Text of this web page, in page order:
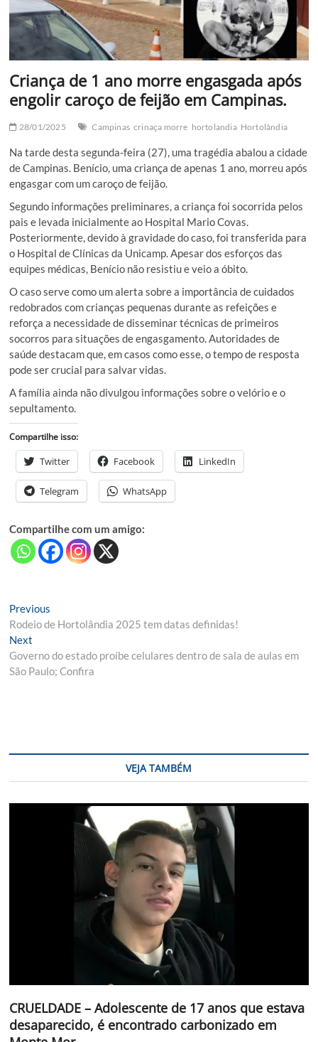
Criança de 1 ano morre engasgada após
engolir caroço de feijão em Campinas.
28/01/2025 Campinas crinaça morre hortolandia Hortolândia
Na tarde desta segunda-feira (27), uma tragédia abalou a cidade
de Campinas. Benício, uma criança de apenas 1 ano, morreu após
engasgar com um caroço de feijão.
Segundo informações preliminares, a criança foi socorrida pelos
pais e levada inicialmente ao Hospital Mario Covas.
Posteriormente, devido à gravidade do caso, foi transferida para
o Hospital de Clínicas da Unicamp. Apesar dos esforços das
equipes médicas, Benício não resistiu e veio a óbito.
O caso serve como um alerta sobre a importância de cuidados
redobrados com crianças pequenas durante as refeições e
reforça a necessidade de disseminar técnicas de primeiros
socorros para situações de engasgamento. Autoridades de
saúde destacam que, em casos como esse, o tempo de resposta
pode ser crucial para salvar vidas.
A família ainda não divulgou informações sobre o velório e o
sepultamento.
Compartilhe isso:
Twitter Facebook LinkedIn
Telegram WhatsApp
Compartilhe com um amigo:
Navegação
de
Post
Previous
post:
Rodeio de Hortolândia 2025 tem datas definidas!
Next
post:
Governo do estado proíbe celulares dentro de sala de aulas em
São Paulo; Confira
VEJA TAMBÉM
CRUELDADE – Adolescente de 17 anos que estava
desaparecido, é encontrado carbonizado em